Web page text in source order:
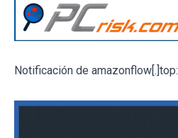
Notificación de amazonflow[.]top: